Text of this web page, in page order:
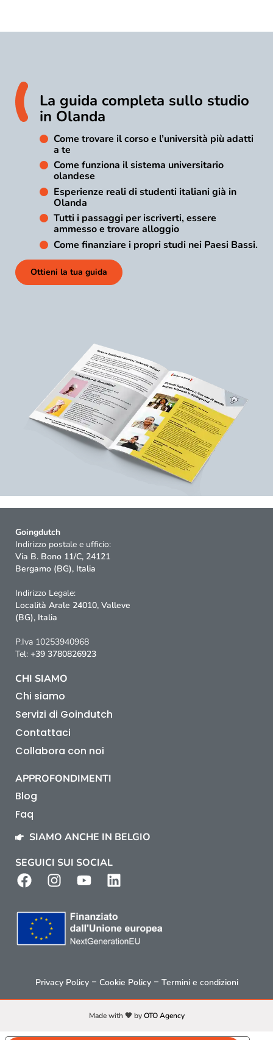
La guida completa sullo studio
in Olanda
Come trovare il corso e l’università più adatti
a te
Come funziona il sistema universitario
olandese
Esperienze reali di studenti italiani già in
Olanda
Tutti i passaggi per iscriverti, essere
ammesso e trovare alloggio
Come finanziare i propri studi nei Paesi Bassi.
Ottieni la tua guida
Goingdutch
Indirizzo postale e ufficio:
Via B. Bono 11/C, 24121
Bergamo (BG), Italia
Indirizzo Legale:
Località Arale 24010, Valleve
(BG), Italia
P.Iva 10253940968
Tel: +39 3780826923
CHI SIAMO
Chi siamo
Servizi di Goindutch
Contattaci
Collabora con noi
APPROFONDIMENTI
Blog
Faq
SIAMO ANCHE IN BELGIO
SEGUICI SUI SOCIAL
Privacy Policy– Cookie Policy– Termini e condizioni
Made with 🧡 byOTO Agency